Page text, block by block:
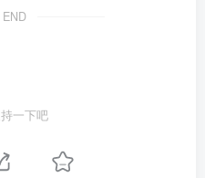
一下吧